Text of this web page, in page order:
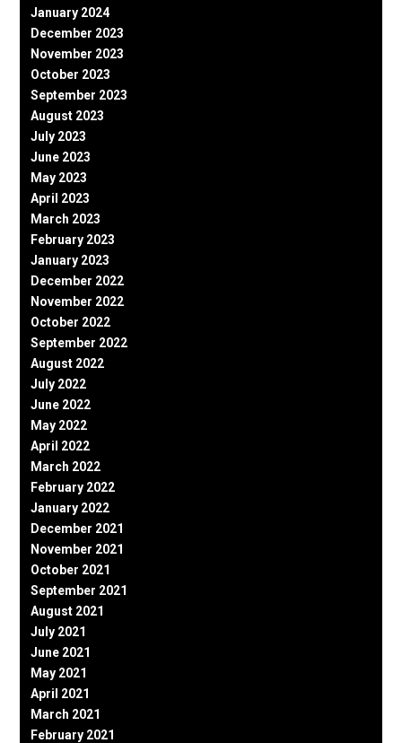
January 2024
December 2023
November 2023
October 2023
September 2023
August 2023
July 2023
June 2023
May 2023
April 2023
March 2023
February 2023
January 2023
December 2022
November 2022
October 2022
September 2022
August 2022
July 2022
June 2022
May 2022
April 2022
March 2022
February 2022
January 2022
December 2021
November 2021
October 2021
September 2021
August 2021
July 2021
June 2021
May 2021
April 2021
March 2021
February 2021